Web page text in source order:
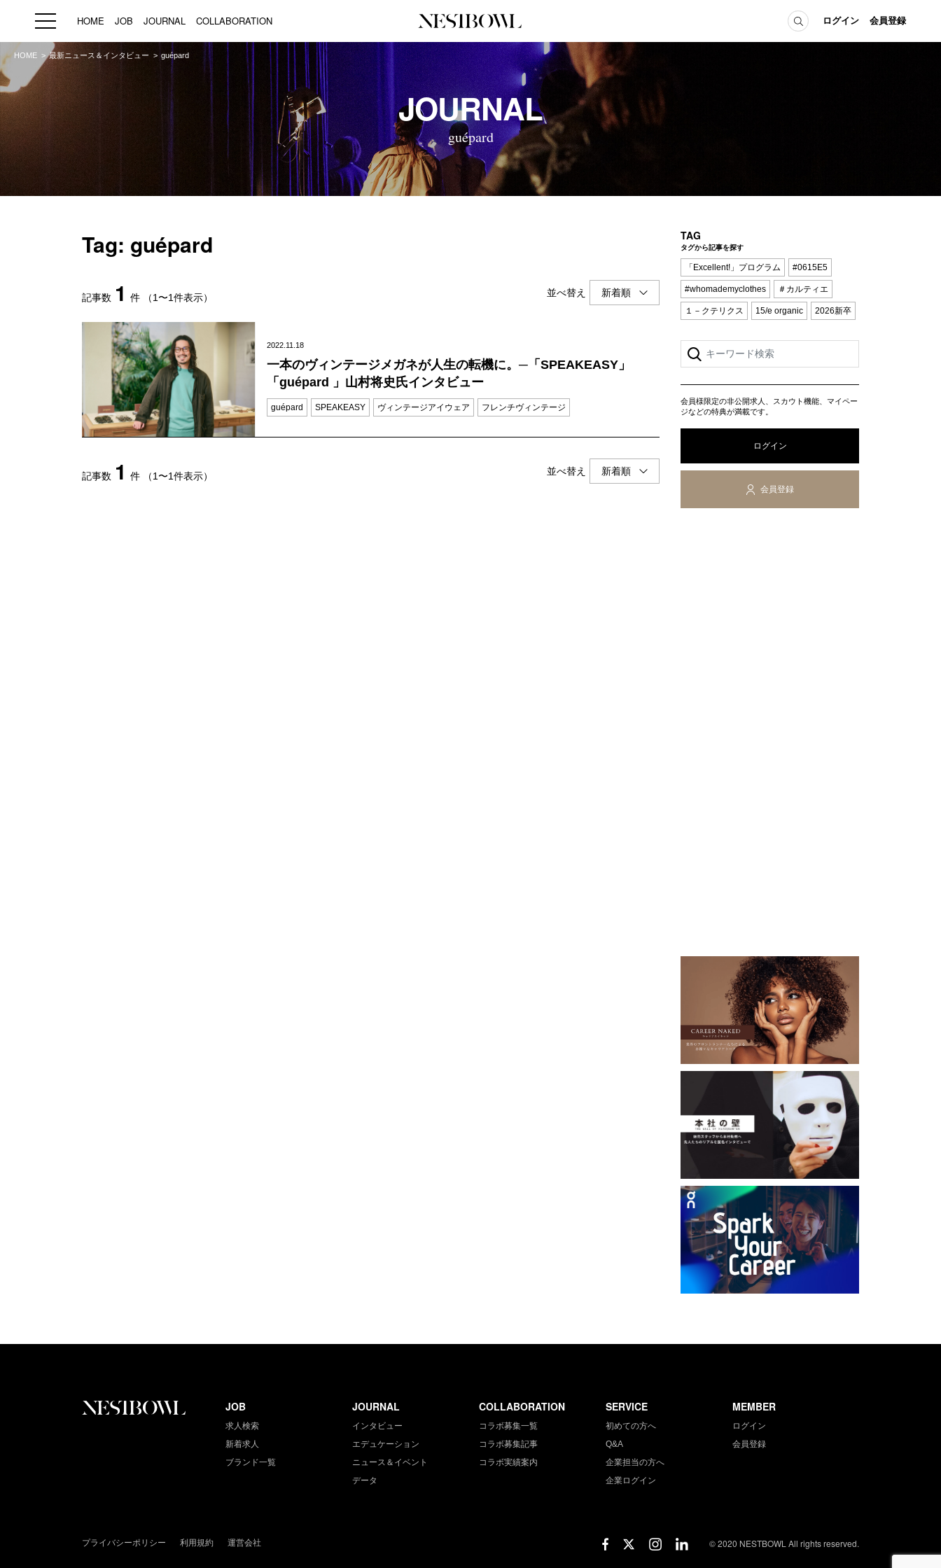
HOME JOB JOURNAL COLLABORATION ログイン 会員登録
HOME JOB
求人検索
新着求人
ブランド一覧
JOURNAL
インタビュー
エデュケーション
ニュース＆イベント
データ
COLLABORATION
コラボ募集一覧
コラボ募集記事
コラボ実績案内
初めての方へ
Q&A
HOME 最新ニュース＆インタビュー guépard
JOURNAL
guépard
Tag: guépard
記事数 1 件 （1〜1件表示） 並べ替え
2022.11.18
一本のヴィンテージメガネが人生の転機に。─「SPEAKEASY」
「guépard 」山村将史氏インタビュー
guépard SPEAKEASY ヴィンテージアイウェア フレンチヴィンテージ
記事数 1 件 （1〜1件表示） 並べ替え
TAG
タグから記事を探す
「Excellent!」プログラム #0615E5
#whomademyclothes ＃カルティエ
１－クテリクス 15/e organic 2026新卒
会員様限定の非公開求人、スカウト機能、マイペー
ジなどの特典が満載です。
ログイン
会員登録
JOB
求人検索
新着求人
ブランド一覧
JOURNAL
インタビュー
エデュケーション
ニュース＆イベント
データ
COLLABORATION
コラボ募集一覧
コラボ募集記事
コラボ実績案内
SERVICE
初めての方へ
Q&A
企業担当の方へ
企業ログイン
MEMBER
ログイン
会員登録
プライバシーポリシー 利用規約 運営会社 © 2020 NESTBOWL All rights reserved.